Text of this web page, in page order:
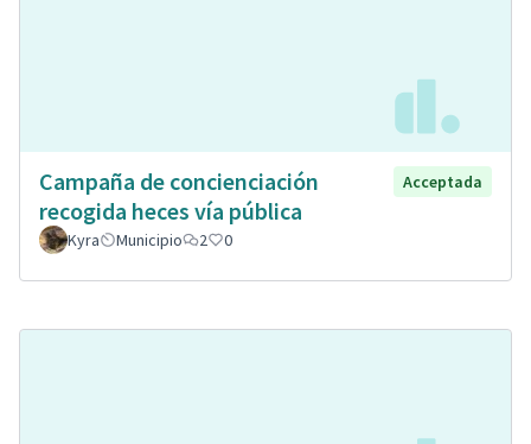
Campaña de concienciación
recogida heces vía pública
Acceptada
Kyra Municipio 2 0